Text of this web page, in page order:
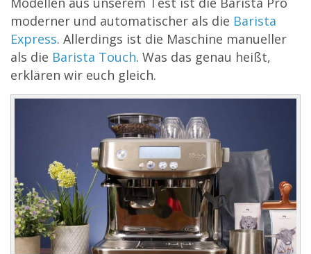
moderner und automatischer als die Barista
Express. Allerdings ist die Maschine manueller
als die Barista Touch. Was das genau heißt,
erklären wir euch gleich.